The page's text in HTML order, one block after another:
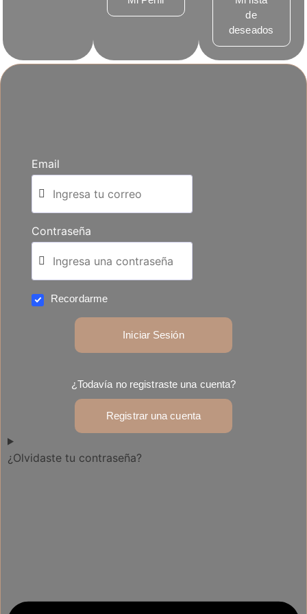
de
deseados
Email
Contraseña
Recordarme
Iniciar Sesión
¿Todavía no registraste una cuenta?
Registrar una cuenta
¿Olvidaste tu contraseña?